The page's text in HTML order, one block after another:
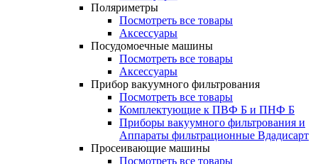
Поляриметры
Посмотреть все товары
Аксессуары
Посудомоечные машины
Посмотреть все товары
Аксессуары
Прибор вакуумного фильтрования
Посмотреть все товары
Комплектующие к ПВФ Б и ПНФ Б
Приборы вакуумного фильтрования и
Аппараты фильтрационные Вдадисарт
Просеивающие машины
Посмотреть все товары